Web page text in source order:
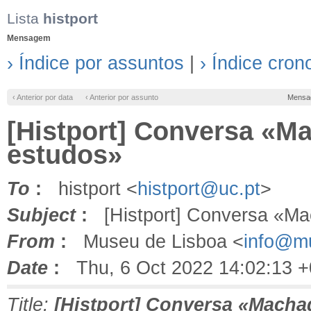
Lista histport
Mensagem
› Índice por assuntos › Índice
‹ Anterior por data ‹ Anterior por assunto
[Histport] Conversa
estudos»
To : histport <histport@uc.pt>
Subject: [Histport] Conversa
From : Museu de Lisboa <
Date : Thu, 6 Oct 2022 14:02:13
Title: [Histport] Conversa